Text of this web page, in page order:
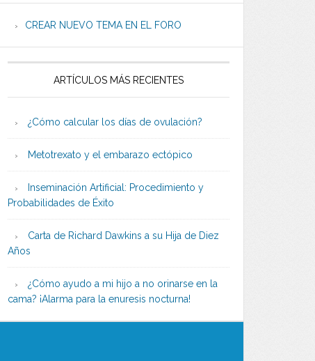
CREAR NUEVO TEMA EN EL FORO
ARTÍCULOS MÁS RECIENTES
¿Cómo calcular los días de ovulación?
Metotrexato y el embarazo ectópico
Inseminación Artificial: Procedimiento y
Probabilidades de Éxito
Carta de Richard Dawkins a su Hija de Diez
Años
¿Cómo ayudo a mi hijo a no orinarse en la
cama? ¡Alarma para la enuresis nocturna!